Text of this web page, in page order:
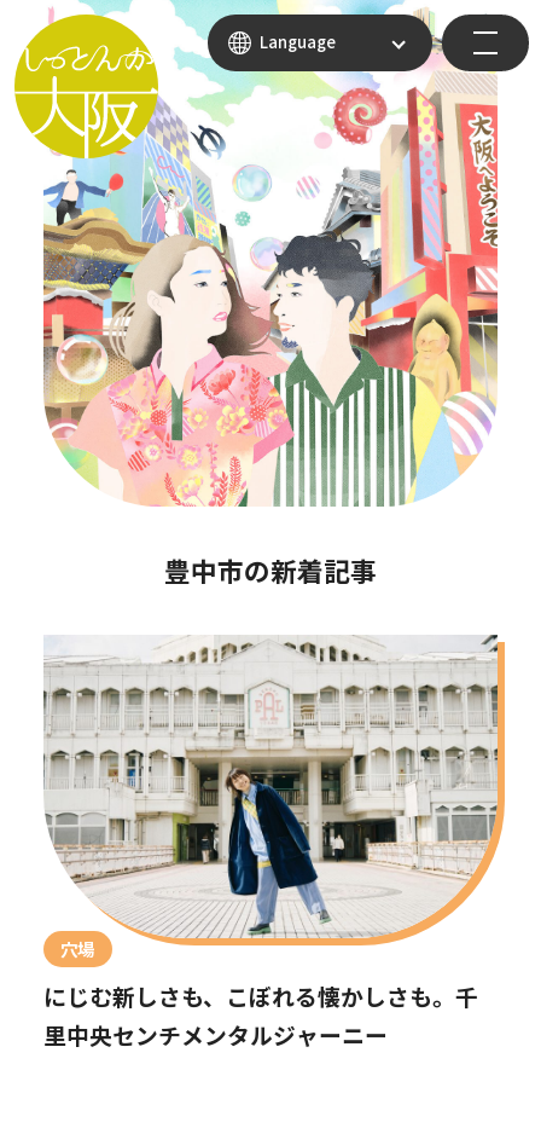
Language
豊中市の新着記事
穴場
にじむ新しさも、こぼれる懐かしさも。千
里中央センチメンタルジャーニー